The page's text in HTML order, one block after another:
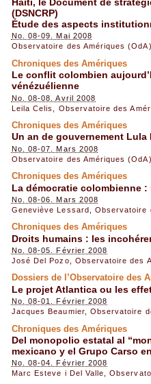
(DSNCRP)
Étude des aspects
No. 08-09. Mai 2008
Observatoire des Amériques (OdA)
Chroniques des Amériques
Le conflit colombien
vénézuélienne
No. 08-08. Avril 2008
Leila Celis
Observatoire des
Chroniques des Amériques
Un an de gouvernement
No. 08-07. Mars 2008
Observatoire des Amériques (OdA)
Chroniques des Amériques
La démocratie colombienne
No. 08-06. Mars 2008
Geneviève Lessard
Observatoire
Chroniques des Amériques
Droits humains : les
No. 08-05. Février 2008
José Del Pozo
Observatoire des
Dossiers de l’Observatoire des
Le projet Atlantica ou les
No. 08-01. Février 2008
Jacques Beaumier, Observatoire
Chroniques des Amériques
Del monopolio estatal al
mexicano y el Grupo Carso
No. 08-04. Février 2008
Marc Esteve i Del Valle ,